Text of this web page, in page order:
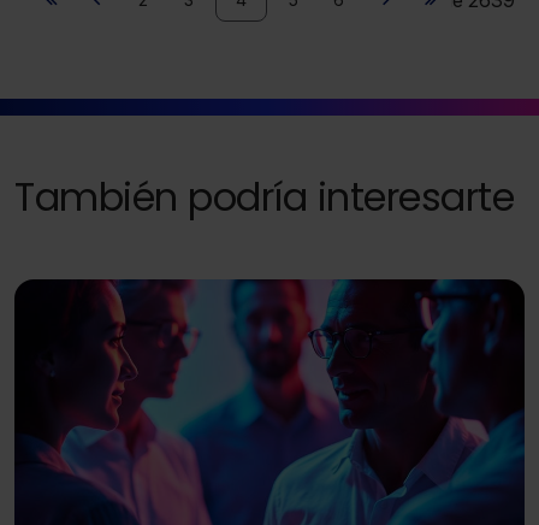
También podría interesarte